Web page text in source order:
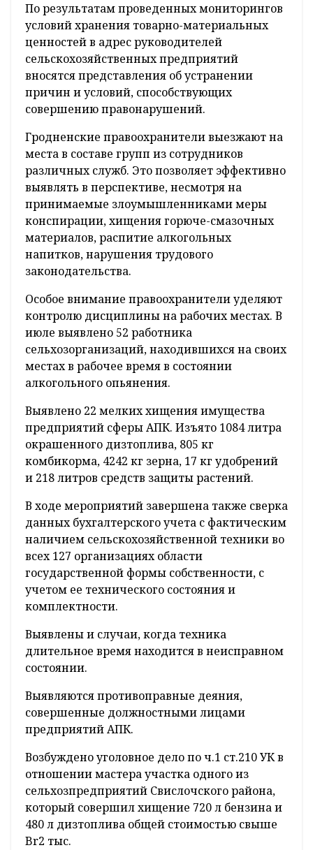
По результатам проведенных мониторингов
условий хранения товарно-материальных
ценностей в адрес руководителей
сельскохозяйственных предприятий
вносятся представления об устранении
причин и условий, способствующих
совершению правонарушений.
Гродненские правоохранители выезжают на
места в составе групп из сотрудников
различных служб. Это позволяет эффективно
выявлять в перспективе, несмотря на
принимаемые злоумышленниками меры
конспирации, хищения горюче-смазочных
материалов, распитие алкогольных
напитков, нарушения трудового
законодательства.
Особое внимание правоохранители уделяют
контролю дисциплины на рабочих местах. В
июле выявлено 52 работника
сельхозорганизаций, находившихся на своих
местах в рабочее время в состоянии
алкогольного опьянения.
Выявлено 22 мелких хищения имущества
предприятий сферы АПК. Изъято 1084 литра
окрашенного дизтоплива, 805 кг
комбикорма, 4242 кг зерна, 17 кг удобрений
и 218 литров средств защиты растений.
В ходе мероприятий завершена также сверка
данных бухгалтерского учета с фактическим
наличием сельскохозяйственной техники во
всех 127 организациях области
государственной формы собственности, с
учетом ее технического состояния и
комплектности.
Выявлены и случаи, когда техника
длительное время находится в неисправном
состоянии.
Выявляются противоправные деяния,
совершенные должностными лицами
предприятий АПК.
Возбуждено уголовное дело по ч.1 ст.210 УК в
отношении мастера участка одного из
сельхозпредприятий Свислочского района,
который совершил хищение 720 л бензина и
480 л дизтоплива общей стоимостью свыше
Br2 тыс.